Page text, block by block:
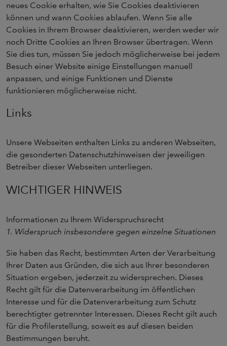
neues Cookie erhalten, wie Sie Cookies deaktivieren
können und wann Cookies ablaufen. Wenn Sie alle
Cookies in Ihrem Browser deaktivieren, werden weder wir
noch Dritte Cookies an Ihren Browser übertragen. Wenn
Sie dies tun, müssen Sie jedoch möglicherweise bei jedem
Besuch einer Website einige Einstellungen manuell
anpassen, und einige Funktionen und Dienste
funktionieren möglicherweise nicht.
Links
Unsere Webseiten enthalten Links zu anderen Webseiten,
die gesonderten Datenschutzhinweisen der jeweiligen
Betreiber dieser Webseiten unterliegen.
WICHTIGER HINWEIS
Informationen zu Ihrem Widerspruchsrecht
1. Widerspruch insbesondere gegen einzelne Situationen
Sie haben das Recht, bestimmten Arten der Verarbeitung
Ihrer Daten aus Gründen, die sich aus Ihrer besonderen
Situation ergeben, jederzeit zu widersprechen. Dieses
Recht gilt für die Datenverarbeitung im öffentlichen
Interesse und für die Datenverarbeitung zum Schutz
berechtigter getrennter Interessen. Dieses Recht gilt auch
für die Profilerstellung, soweit es auf diesen beiden
Bestimmungen beruht.